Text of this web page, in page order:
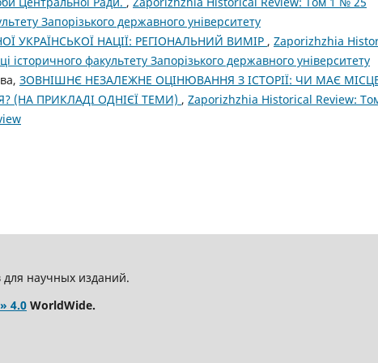
Запорізького державного університету
УКРАЇНСЬКОЇ НАЦІЇ: РЕГІОНАЛЬНИЙ ВИМІР , Zaporizhzhia
факультету Запорізького державного університету
ЗОВНІШНЄ НЕЗАЛЕЖНЕ ОЦІНЮВАННЯ З ІСТОРІЇ: ЧИ МАЄ
(НА ПРИКЛАДІ ОДНІЄЇ ТЕМИ) , Zaporizhzhia Historical Review:
для научных изданий.
4.0 WorldWide.